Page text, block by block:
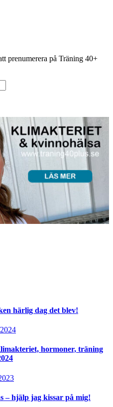
prenumerera på Träning 40+
härlig dag det blev!
hormoner, träning
– hjälp jag kissar på mig!